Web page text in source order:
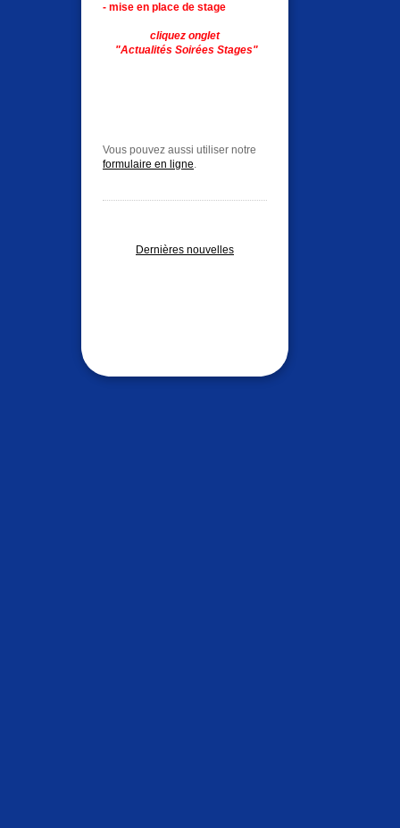
- mise en place de stage
cliquez onglet
"Actualités Soirées Stages"
Vous pouvez aussi utiliser notre
formulaire en ligne.
Dernières nouvelles